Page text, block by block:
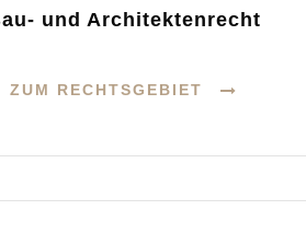
und Architektenrecht
ZUM RECHTSGEBIET